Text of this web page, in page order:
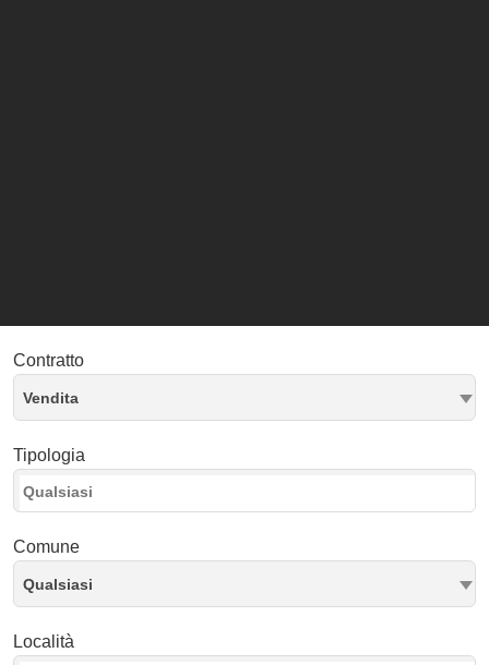
Contratto
Vendita
Tipologia
Comune
Qualsiasi
Località